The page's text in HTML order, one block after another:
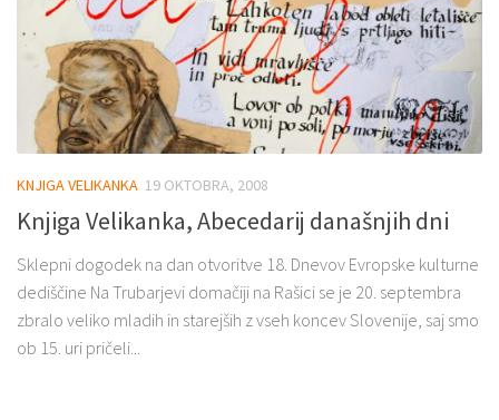
KNJIGA VELIKANKA 19 OKTOBRA, 2008
Knjiga Velikanka, Abecedarij današnjih dni
Sklepni dogodek na dan otvoritve 18. Dnevov Evropske kulturne
dediščine Na Trubarjevi domačiji na Rašici se je 20. septembra
zbralo veliko mladih in starejših z vseh koncev Slovenije, saj smo
ob 15. uri pričeli...